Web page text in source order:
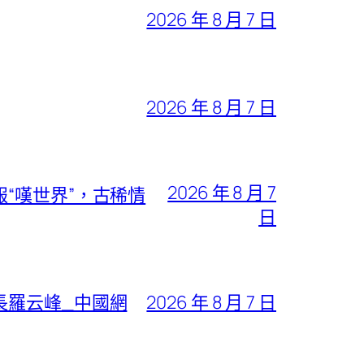
2026 年 8 月 7 日
2026 年 8 月 7 日
嘆世界”，古稀情
2026 年 8 月 7
日
羅云峰_中國網 2026 年 8 月 7 日